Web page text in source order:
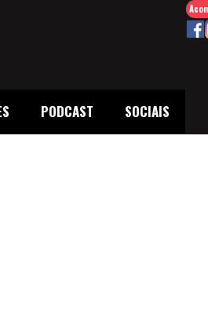
PODCAST SOCIAIS